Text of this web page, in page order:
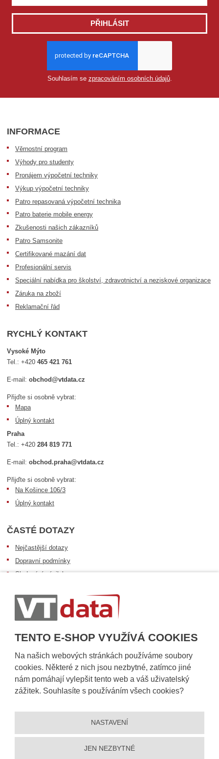
TENTO E-SHOP VYUŽÍVÁ COOKIES
Na našich webových stránkách používáme soubory
cookies. Některé z nich jsou nezbytné, zatímco jiné
nám pomáhají vylepšit tento web a váš uživatelský
zážitek. Souhlasíte s používáním všech cookies?
NASTAVENÍ
JEN NEZBYTNÉ
PŘIHLÁSIT
Souhlasím se zpracováním osobních údajů.
INFORMACE
Věrnostní program
Výhody pro studenty
Pronájem výpočetní techniky
Výkup výpočetní techniky
Patro repasovaná výpočetní technika
Patro baterie mobile energy
Zkušenosti našich zákazníků
Patro Samsonite
Certifikované mazání dat
Profesionální servis
Speciální nabídka pro školství, zdravotnictví a neziskové organizace
Záruka na zboží
Reklamační řád
RYCHLÝ KONTAKT
Vysoké Mýto
Tel.:+420465 421 761
E-mail:obchod@vtdata.cz
Přijďte si osobně vybrat:
Mapa
Úplný kontakt
Praha
Tel.:+420284 819 771
E-mail:obchod.praha@vtdata.cz
Přijďte si osobně vybrat:
Na Košince 106/3
Úplný kontakt
ČASTÉ DOTAZY
Nejčastější dotazy
Dopravní podmínky
Sledování zásilek
Informace k dostupnosti zboží
Obecné informace
Prohlášení o přístupnosti |Ochrana osobních údajů |Mapa stránek ||